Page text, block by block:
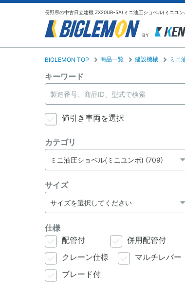
長野県の中古日立建機 ZX20UR-5A(ミニ油圧ショベル(ミニユ
BY
BIGLEMON TOP 商品一覧 建設機械 ミニ
キーワード
値引き車両を選択
カテゴリ
サイズ
仕様
配管付
併用配管付
クレーン仕様
マルチレバー
ブレード付